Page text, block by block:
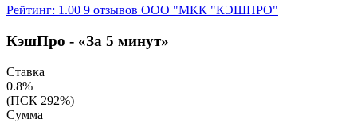
Рейтинг: 1.00 9 отзывов ООО "МКК "КЭШПРО"
КэшПро - «За 5 минут»
Ставка
0.8%
(ПСК 292%)
Сумма